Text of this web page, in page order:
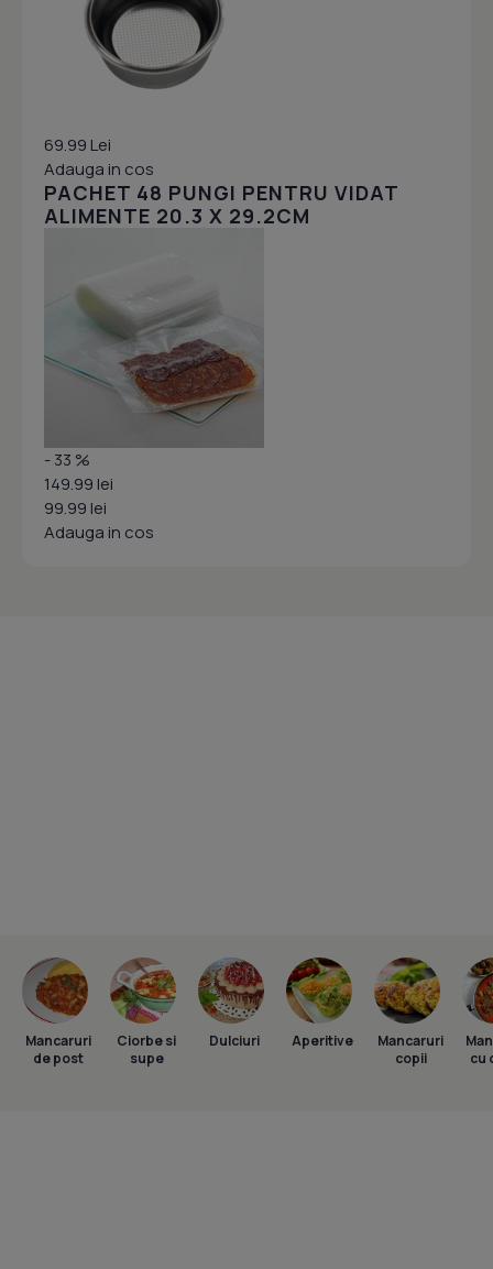
69.99 Lei
Adauga in cos
PACHET 48 PUNGI PENTRU VIDAT
ALIMENTE 20.3 X 29.2CM
- 33 %
149.99 lei
99.99 lei
Adauga in cos
Mancaruri
de post
Ciorbe si
supe
Dulciuri Aperitive
Mancaruri
copii
cu